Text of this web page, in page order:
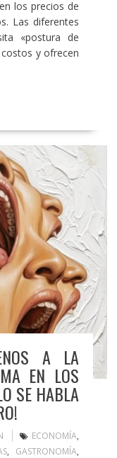
los precios de
Las diferentes
«postura de
y ofrecen
A LA
EN LOS
SE HABLA
ECONOMÍA,
, GASTRONOMÍA,